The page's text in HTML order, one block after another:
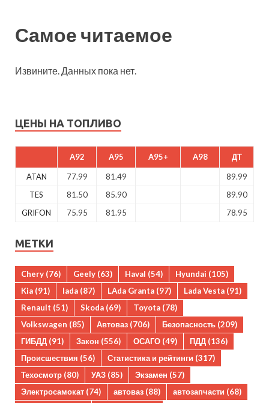
Самое читаемое
Извините. Данных пока нет.
ЦЕНЫ НА ТОПЛИВО
A92 A95 A95+ A98 ДТ
ATAN 77.99 81.49
89.99
TES
81.50 85.90
89.90
GRIFON
75.95 81.95 78.95
МЕТКИ
Chery (76) Geely (63) Haval (54) Hyundai (105)
Kia (91) lada (87) LAda Granta (97) Lada Vesta (91)
Renault (51) Skoda (69) Toyota (78)
Volkswagen (85) Автоваз (706) Безопасность (209)
ГИБДД (91) Закон (556) ОСАГО (49) ПДД (136)
Происшествия (56) Статистика и рейтинги (317)
Техосмотр (80) УАЗ (85) Экзамен (57)
Электросамокат (74) автоваз (88) автозапчасти (68)